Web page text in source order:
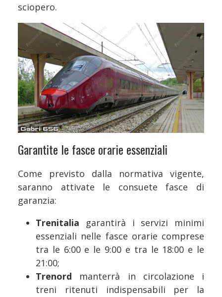
sciopero.
Garantite le fasce orarie essenziali
Come previsto dalla normativa vigente,
saranno attivate le consuete fasce di
garanzia:
Trenitalia garantirà i servizi minimi
essenziali nelle fasce orarie comprese
tra le 6:00 e le 9:00 e tra le 18:00 e le
21:00;
Trenord manterrà in circolazione i
treni ritenuti indispensabili per la